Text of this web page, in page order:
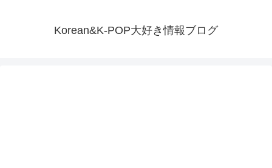
Korean&K-POP大好き情報ブログ